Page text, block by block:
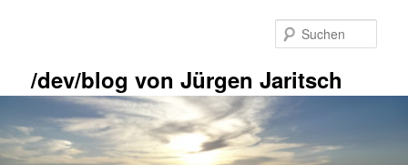
/dev/blog von Jürgen Jaritsch